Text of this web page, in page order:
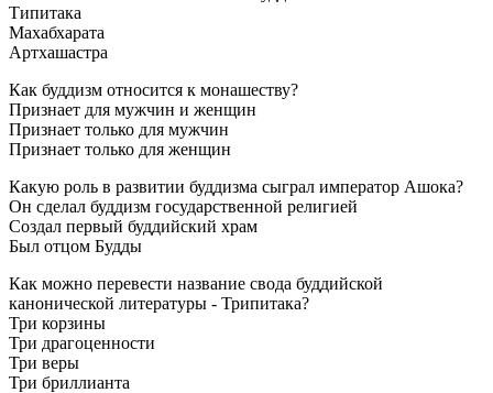
Типитака
Махабхарата
Артхашастра
Как буддизм относится к монашеству?
Признает для мужчин и женщин
Признает только для мужчин
Признает только для женщин
Какую роль в развитии буддизма сыграл император Ашока?
Он сделал буддизм государственной религией
Создал первый буддийский храм
Был отцом Будды
Как можно перевести название свода буддийской
канонической литературы - Трипитака?
Три корзины
Три драгоценности
Три веры
Три бриллианта